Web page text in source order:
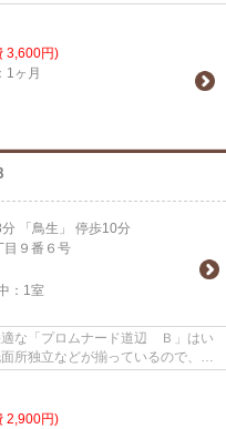
3,600円)
1ヶ月
分 「鳥生」 停歩10分
目９番６号
： 1室
な「プロムナード道辺 Ｂ」はい
所独立などが揃っているので、快
2,900円)